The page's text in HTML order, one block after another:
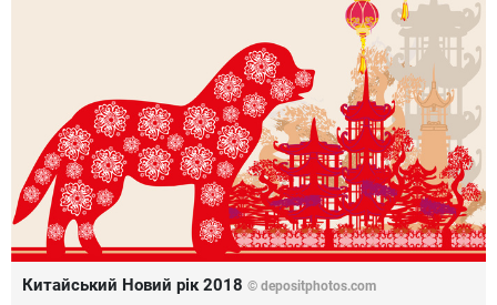
Китайський Новий рік 2018 © depositphotos.com